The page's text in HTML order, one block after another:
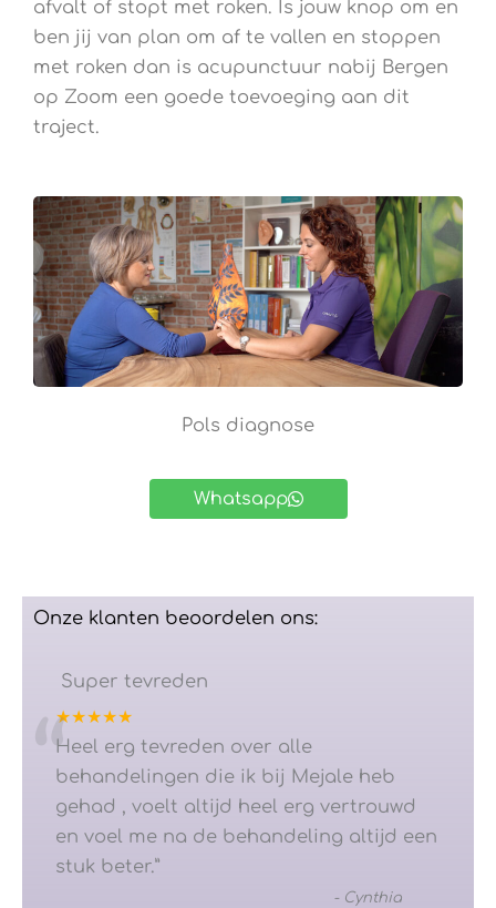
afvalt of stopt met roken. Is jouw knop om en
ben jij van plan om af te vallen en stoppen
met roken dan is acupunctuur nabij Bergen
op Zoom een goede toevoeging aan dit
traject.
Pols diagnose
Whatsapp
Onze klanten beoordelen ons:
Super tevreden
★★★★★
“
Heel erg tevreden over alle
behandelingen die ik bij Mejale heb
gehad , voelt altijd heel erg vertrouwd
en voel me na de behandeling altijd een
stuk beter.”
- Cynthia